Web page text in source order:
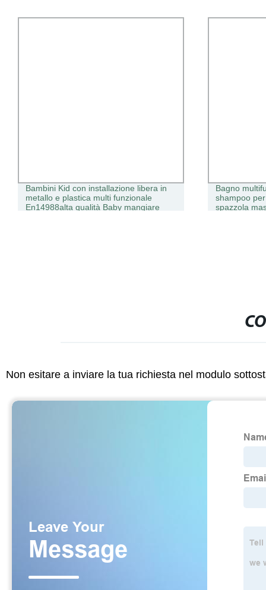
Bagno multifunzione in silicone morbido
shampoo per capelli bebè pulizia
spazzola massaggio Spazzola per il
Sgabello
ospedaliero,
E comodo
Non esitare a inviare la tua richiesta nel modulo